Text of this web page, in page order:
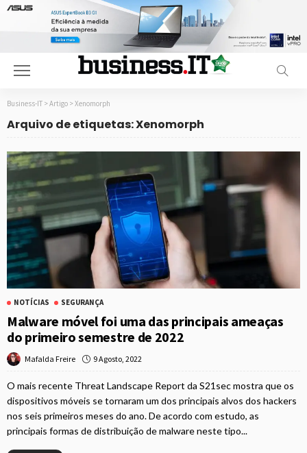
Business-IT > Artigo > Xenomorph
Arquivo de etiquetas: Xenomorph
NOTÍCIAS SEGURANÇA
Malware móvel foi uma das principais ameaças
do primeiro semestre de 2022
Mafalda Freire 9 Agosto, 2022
O mais recente Threat Landscape Report da S21sec mostra que os
dispositivos móveis se tornaram um dos principais alvos dos hackers
nos seis primeiros meses do ano. De acordo com estudo, as
principais formas de distribuição de malware neste tipo...